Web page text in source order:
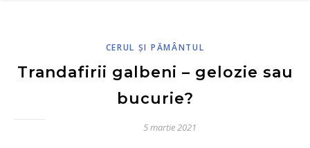
CERUL ŞI PĂMÂNTUL
Trandafirii galbeni – gelozie sau
bucurie?
5 martie 2021